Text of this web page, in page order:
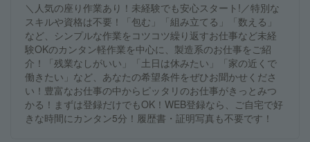
＼人気の座り作業あり！未経験でも安心スタート!／特別な
スキルや資格は不要！「包む」「組み立てる」「数える」
など、シンプルな作業をコツコツ繰り返すお仕事など未経
験OKのカンタン軽作業を中心に、製造系のお仕事をご紹
介！「残業なしがいい」「土日は休みたい」「家の近くで
働きたい」など、あなたの希望条件をぜひお聞かせくださ
い！豊富なお仕事の中からピッタリのお仕事がきっとみつ
かる！まずは登録だけでもOK！WEB登録なら、ご自宅で好
きな時間にカンタン5分！履歴書・証明写真も不要です！